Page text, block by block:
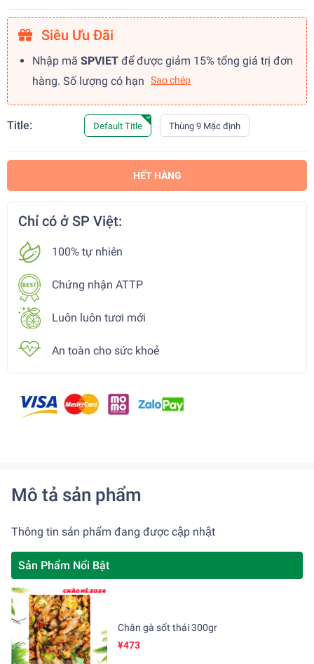
Siêu Ưu Đãi
Nhập mã SPVIET để được giảm 15% tổng giá trị đơn
hàng. Số lượng có hạn
Sao chép
Title: Default Title Thùng 9 Mặc định
HẾT HÀNG
Chỉ có ở SP Việt:
100% tự nhiên
Chứng nhận ATTP
Luôn luôn tươi mới
An toàn cho sức khoẻ
Mô tả sản phẩm
Thông tin sản phẩm đang được cập nhật
Sản Phẩm Nổi Bật
Chân gà sốt thái 300gr
¥473